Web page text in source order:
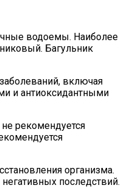
водоемы. Наиболее
Багульник
включая
и антиоксидантными
рекомендуется
организма.
последствий.